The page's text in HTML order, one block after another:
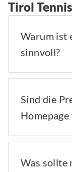
Tirol
Warum ist
sinnvoll?
Sind die
Was sollte